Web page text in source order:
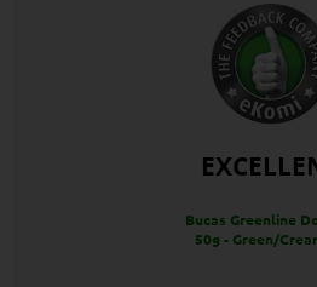
Bucas Greenline
50g - Green/